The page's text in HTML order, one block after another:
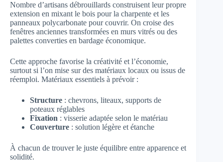
Nombre d’artisans débrouillards construisent leur propre
extension en mixant le bois pour la charpente et les
panneaux polycarbonate pour couvrir. On croise des
fenêtres anciennes transformées en murs vitrés ou des
palettes converties en bardage économique.
Cette approche favorise la créativité et l’économie,
surtout si l’on mise sur des matériaux locaux ou issus de
réemploi. Matériaux essentiels à prévoir :
Structure : chevrons, liteaux, supports de
poteaux réglables
Fixation : visserie adaptée selon le matériau
Couverture : solution légère et étanche
À chacun de trouver le juste équilibre entre apparence et
solidité.